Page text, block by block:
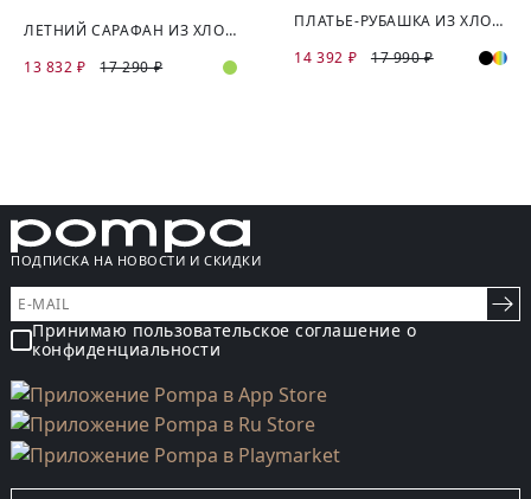
ЛЕТНИЙ САРАФАН ИЗ ХЛОПКА И ЛЬНА
13 832 ₽
17 290 ₽
ПЛАТЬЕ-РУБАШКА ИЗ ХЛОПКА
14 392 ₽
17 990 ₽
ПОДПИСКА НА НОВОСТИ И СКИДКИ
Принимаю пользовательское соглашение о
конфиденциальности